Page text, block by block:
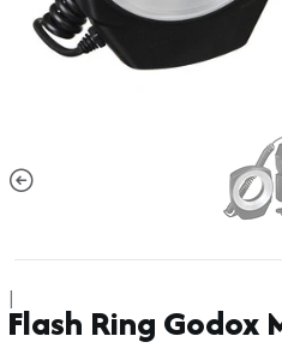
|
Flash Ring Godox